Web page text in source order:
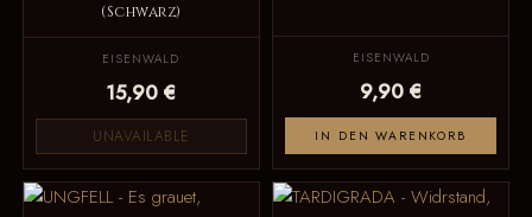
(Schwarz)
EISENWALD
15,90 €
UNAVAILABLE
EISENWALD
9,90 €
IN DEN WARENKORB